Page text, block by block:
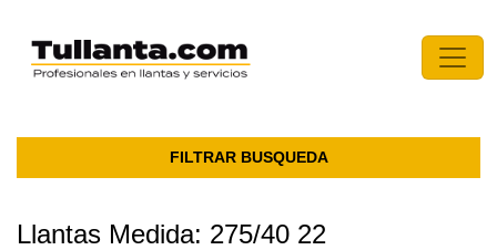
FILTRAR BUSQUEDA
Llantas Medida: 275/40 22